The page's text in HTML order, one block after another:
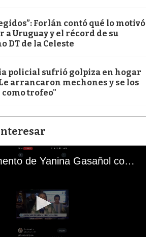
Forlán contó qué lo motivó
Uruguay y el récord de su
DT de la Celeste
policial sufrió golpiza en hogar
arrancaron mechones y se los
trofeo"
El mal momento de Yanina Gasañol con un hincha argentino en "Subrayado"